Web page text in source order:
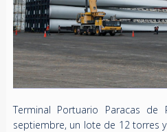
Terminal Portuario Paracas
septiembre, un lote de 12 torres